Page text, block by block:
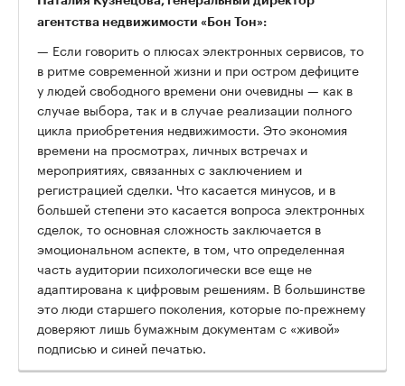
агентства недвижимости «Бон Тон»:
— Если говорить о плюсах электронных сервисов, то
в ритме современной жизни и при остром дефиците
у людей свободного времени они очевидны — как в
случае выбора, так и в случае реализации полного
цикла приобретения недвижимости. Это экономия
времени на просмотрах, личных встречах и
мероприятиях, связанных с заключением и
регистрацией сделки. Что касается минусов, и в
большей степени это касается вопроса электронных
сделок, то основная сложность заключается в
эмоциональном аспекте, в том, что определенная
часть аудитории психологически все еще не
адаптирована к цифровым решениям. В большинстве
это люди старшего поколения, которые по-прежнему
доверяют лишь бумажным документам с «живой»
подписью и синей печатью.